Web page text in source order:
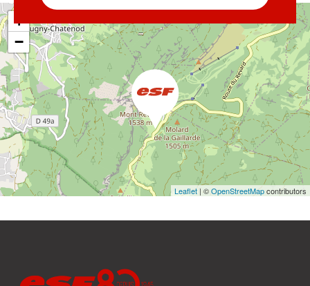
+
−
Leaflet | ©OpenStreetMapcontributors